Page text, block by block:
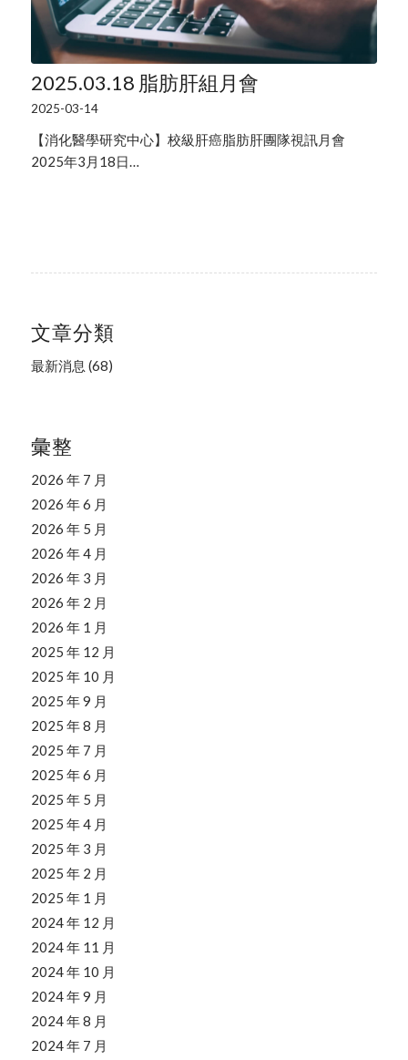
2025.03.18 脂肪肝組月會
2025-03-14
【消化醫學研究中心】校級肝癌脂肪肝團隊視訊月會
2025年3月18日…
文章分類
最新消息 (68)
彙整
2026 年 7 月
2026 年 6 月
2026 年 5 月
2026 年 4 月
2026 年 3 月
2026 年 2 月
2026 年 1 月
2025 年 12 月
2025 年 10 月
2025 年 9 月
2025 年 8 月
2025 年 7 月
2025 年 6 月
2025 年 5 月
2025 年 4 月
2025 年 3 月
2025 年 2 月
2025 年 1 月
2024 年 12 月
2024 年 11 月
2024 年 10 月
2024 年 9 月
2024 年 8 月
2024 年 7 月